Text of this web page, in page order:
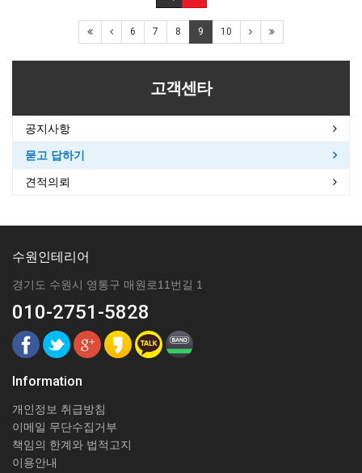
6 7 8 9 10
고객센타
공지사항
묻고 답하기
견적의뢰
수원인테리어
경기도 수원시 영통구 매원로11번길 1
010-2751-5828
Information
개인정보 취급방침
이메일 무단수집거부
책임의 한계와 법적고지
이용안내